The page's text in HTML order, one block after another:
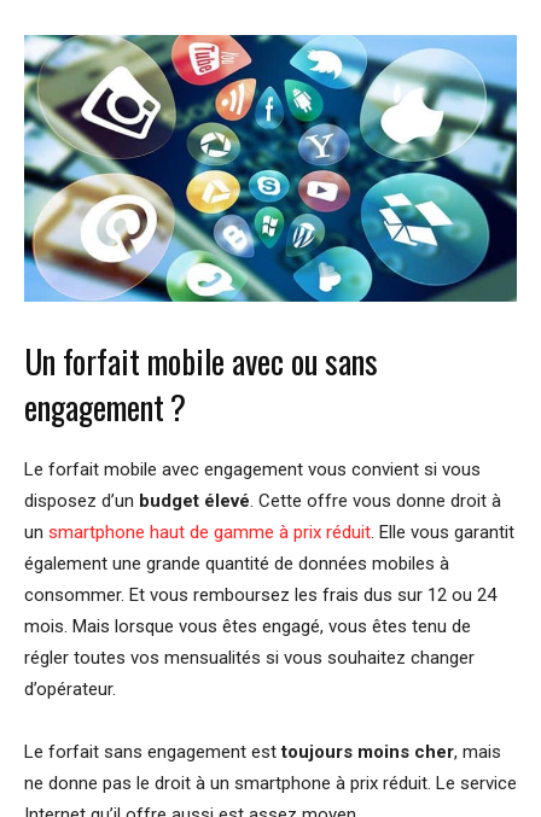
Un forfait mobile avec ou sans
engagement ?
Le forfait mobile avec engagement vous convient si vous
disposez d’un budget élevé. Cette offre vous donne droit à
un smartphone haut de gamme à prix réduit. Elle vous garantit
également une grande quantité de données mobiles à
consommer. Et vous remboursez les frais dus sur 12 ou 24
mois. Mais lorsque vous êtes engagé, vous êtes tenu de
régler toutes vos mensualités si vous souhaitez changer
d’opérateur.
Le forfait sans engagement esttoujours moins cher, mais
ne donne pas le droit à un smartphone à prix réduit. Le service